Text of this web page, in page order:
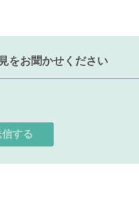
をお聞かせください